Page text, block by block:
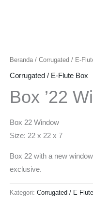
Beranda / Corrugated / E-
Corrugated / E-Flute Box
Box ’22
Box 22 Window
Size: 22 x 22 x 7
Box 22 with a new
exclusive.
Kategori: Corrugated / E-